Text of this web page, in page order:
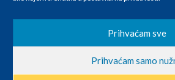
Prihvaćam sve
Prihvaćam samo
se razlikovati od cijena u našim
i točniji opis i sliku. Unatoč tome, ne možemo
nastale u opisu proizvoda, greške prilikom
cijena.